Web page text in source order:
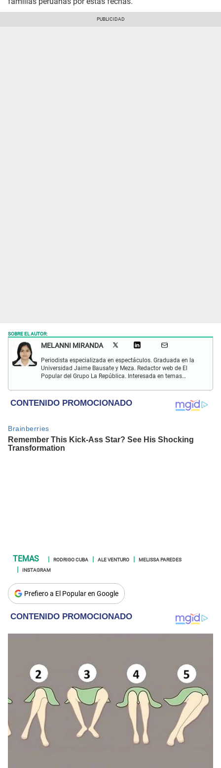
SOBRE EL AUTOR:
MELANNI MIRANDA
Periodista especializada en espectáculos. Graduada en la
Universidad Jaime Bausate y Meza. Redactor web de El
Popular del Grupo La República. Interesada en temas
series y deporte. Gusto por la locución y el baile.
RODRIGO CUBA ALE VENTURO
MELISSA PAREDES
INSTAGRAM
Prefiero a El Popular en Google